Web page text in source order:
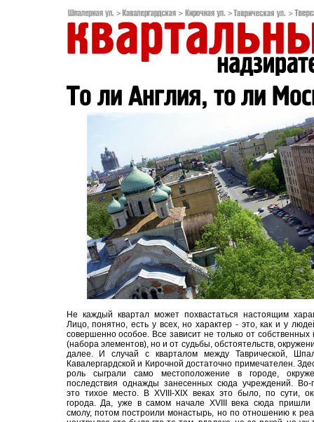
Не каждый квартал может похвастаться настоящим
Лицо, понятно, есть у всех, но характер - это, как и у
совершенно особое. Все зависит не только от собственных
(набора элементов), но и от судьбы, обстоятельств,
далее. И случай с кварталом между Таврической,
Кавалергардской и Кирочной достаточно примечателен.
роль сыграли само местоположение в городе,
последствия однажды занесенных сюда учреждений. Во-
это тихое место. В XVIII-XIX веках это было, по сути,
города. Да, уже в самом начале XVIII века сюда пришли
смолу, потом построили монастырь, но по отношению к